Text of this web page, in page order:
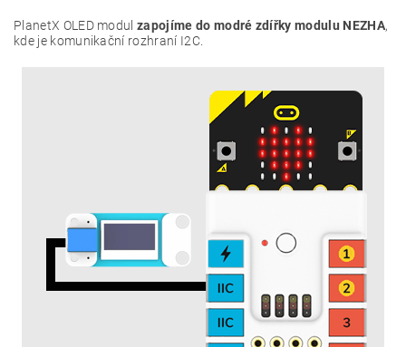
PlanetX OLED modulzapojíme do modré zdířky modulu NEZHA,
kde je komunikační rozhraní I2C.